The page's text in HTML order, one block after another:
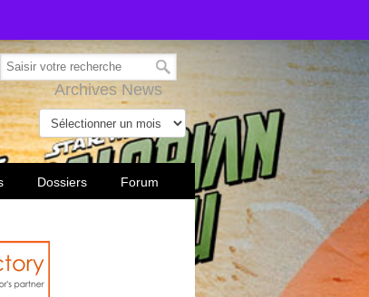
Archives News
Dossiers Forum